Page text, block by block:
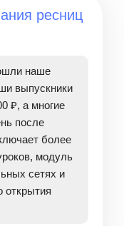
ресниц
наше
выпускники
₽, а многие
после
более
модуль
сетях и
открытия